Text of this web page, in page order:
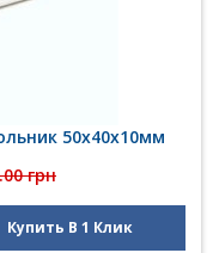
50х40х10мм
грн
Купить В 1 Клик